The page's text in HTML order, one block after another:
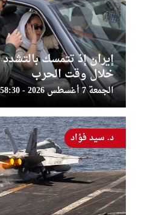
إيران إذ تتمسك
خلال وقت الحرب
الجمعة 7 أغسطس 2026 - 14:58:30
د. سيد فؤاد